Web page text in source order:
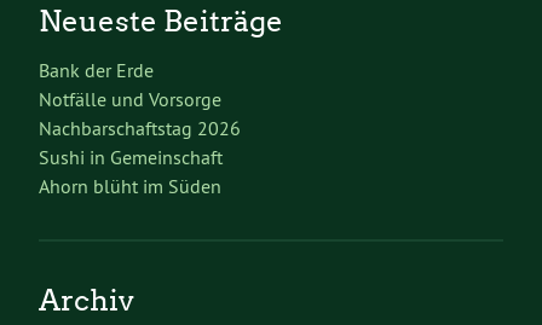
Neueste Beiträge
Bank der Erde
Notfälle und Vorsorge
Nachbarschaftstag 2026
Sushi in Gemeinschaft
Ahorn blüht im Süden
Archiv